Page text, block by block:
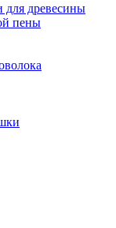
для древесины
пены